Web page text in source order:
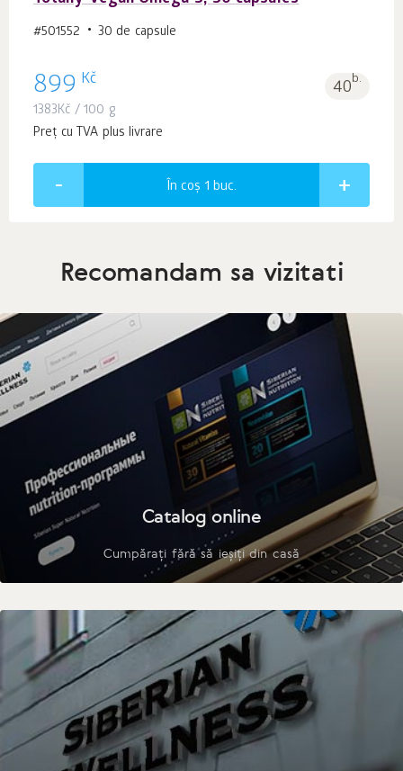
#501552 30 de capsule
899 Kč 40b.
1383Kč / 100 g
Preț cu TVA plus livrare
În coș 1 buc.
Recomandam sa vizitati
Catalog online
Cumpărați fără să ieșiți din casă